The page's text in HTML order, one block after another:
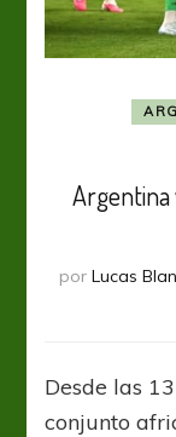
Argentina
por Lucas
Desde las
conjunto